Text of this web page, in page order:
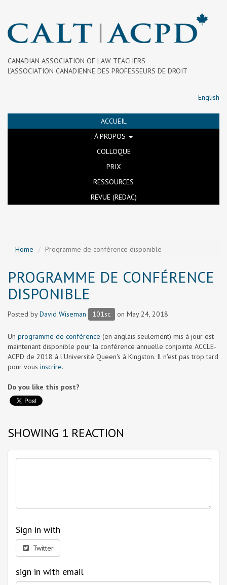
CANADIAN ASSOCIATION OF LAW TEACHERS
L’ASSOCIATION CANADIENNE DES PROFESSEURS DE DROIT
English
ACCUEIL
À PROPOS
COLLOQUE
PRIX
RESSOURCES
REVUE (REDAC)
Home Programme de conférence disponible
PROGRAMME DE CONFÉRENCE
DISPONIBLE
Posted byDavid Wiseman 101sc on May 24, 2018
Un programme de conférence (en anglais seulement) mis à jour est
maintenant disponible pour la conférence annuelle conjointe ACCLE-
ACPD de 2018 à l'Université Queen's à Kingston. Il n'est pas trop tard
pour vous inscrire.
Do you like this post?
SHOWING 1 REACTION
Sign in with
Twitter
sign in with email